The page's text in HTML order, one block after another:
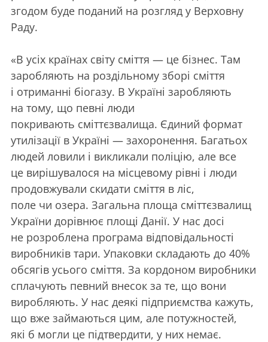
згодом буде поданий на розгляд у Верховну
Раду.
«В усіх країнах світу сміття — це бізнес. Там
заробляють на роздільному зборі сміття
і отриманні біогазу. В Україні заробляють
на тому, що певні люди
покривають сміттєзвалища. Єдиний формат
утилізації в Україні — захоронення. Багатьох
людей ловили і викликали поліцію, але все
це вирішувалося на місцевому рівні і люди
продовжували скидати сміття в ліс,
поле чи озера. Загальна площа сміттєзвалищ
України дорівнює площі Данії. У нас досі
не розроблена програма відповідальності
виробників тари. Упаковки складають до 40%
обсягів усього сміття. За кордоном виробники
сплачують певний внесок за те, що вони
виробляють. У нас деякі підприємства кажуть,
що вже займаються цим, але потужностей,
які б могли це підтвердити, у них немає.